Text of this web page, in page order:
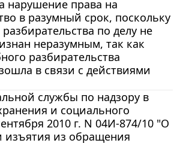
нарушение права на
в разумный срок, поскольку
по делу не
неразумным, так как
разбирательства
в связи с действиями
службы по надзору в
и социального
2010 г. N 04И-874/10 "О
изъятия из обращения